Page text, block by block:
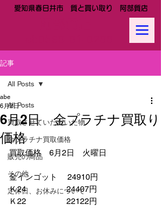
愛知県春日井市 質と買い取り 阿部質店
記事
All Posts
買取させていただいた物
金プラチナ買取価格
販売の商品
その他
定休日、お休みについて
All Posts
6月2日 金プラチナ買取り
価格
abe
6月2日
買取価格　6月2日　火曜日
金インゴット　 24910円
Ｋ24　　　　　24407円
Ｋ22　　　　　22122円